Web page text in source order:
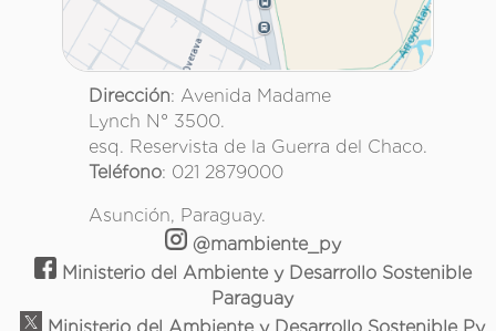
Dirección: Avenida Madame
Lynch N° 3500.
esq. Reservista de la Guerra del Chaco.
Teléfono: 021 2879000
Asunción, Paraguay.
@mambiente_py
Ministerio del Ambiente y Desarrollo Sostenible
Paraguay